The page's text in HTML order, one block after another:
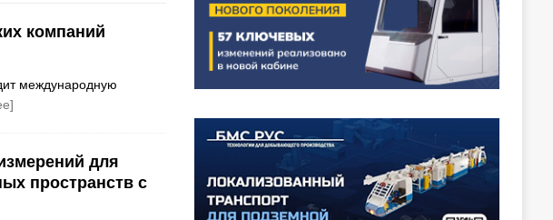
компаний
международную
для
пространств с